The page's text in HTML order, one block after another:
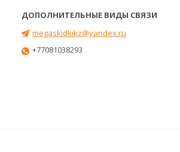
megaskidkikz@yandex.ru
+77081038293